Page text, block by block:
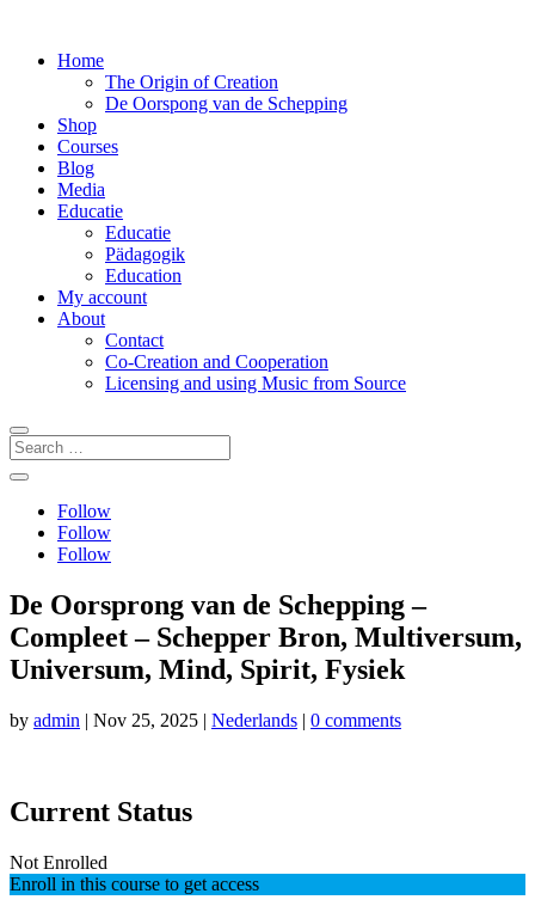
Home
The Origin of Creation
De Oorspong van de Schepping
Shop
Courses
Blog
Media
Educatie
Educatie
Pädagogik
Education
My account
About
Contact
Co-Creation and Cooperation
Licensing and using Music from Source
Follow
Follow
Follow
De Oorsprong van de Schepping –
Compleet – Schepper Bron, Multiversum,
Universum, Mind, Spirit, Fysiek
by admin | Nov 25, 2025 | Nederlands | 0 comments
Current Status
Not Enrolled
Enroll in this course to get access